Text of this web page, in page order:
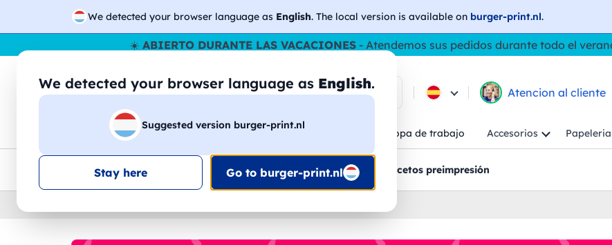
We detected your browser language as English. The local version is available on burger-print.nl.
We detected your browser language as English.
Suggested version burger-print.nl
Stay here Go to burger-print.nl
☀️ ABIERTO DURANTE LAS VACACIONES- Atendemos sus pedidos durante todo el
🔎 Buscar entre los productos Atencion al cliente
Camisetas Sudaderas Hombre Ropa de trabajo Accesorios Papeleria
Envio en toda la UE Descuento por volumenAtencion al cliente Bocetos preimpresión